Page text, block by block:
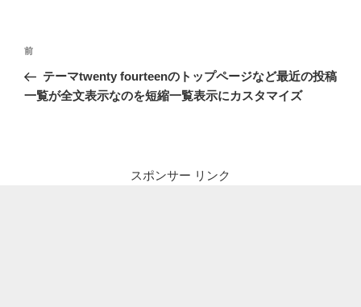
投
ナ
前
の
前
テーマtwenty fourteenのトップページなど最近の投稿
一覧が全文表示なのを短縮一覧表示にカスタマイズ
スポンサー リンク